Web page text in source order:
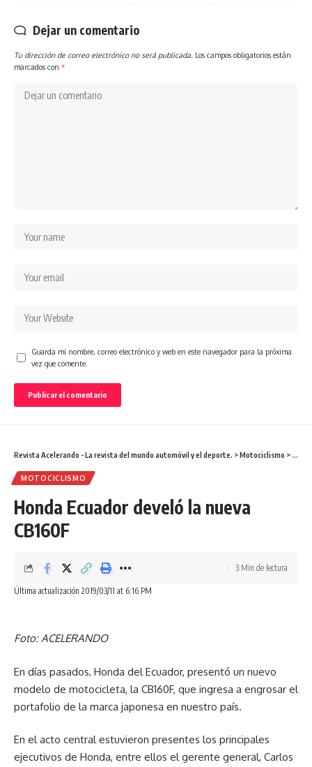
Dejar un comentario
Tu dirección de correo electrónico no será publicada. Los campos obligatorios están
marcados con *
Guarda mi nombre, correo electrónico y web en este navegador para la próxima
vez que comente.
Revista Acelerando - La revista del mundo automóvil y el deporte. >Motociclismo >
MOTOCICLISMO
Honda Ecuador develó la nueva
CB160F
Última actualización 2019/03/11 at 6:16 PM
3 Min de lectura
Foto: ACELERANDO
En días pasados, Honda del Ecuador, presentó un nuevo
modelo de motocicleta, la CB160F, que ingresa a engrosar el
portafolio de la marca japonesa en nuestro país.
En el acto central estuvieron presentes los principales
ejecutivos de Honda, entre ellos el gerente general, Carlos